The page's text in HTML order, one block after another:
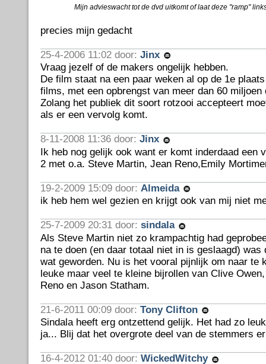
Mijn advieswacht tot de dvd uitkomt of laat deze "ramp"
precies mijn gedacht
25-4-2006 11:02 door: Jinx
Vraag jezelf of de makers ongelijk hebben.
De film staat na een paar weken al op de 1e
films, met een opbrengst van meer dan 60 miljoen
Zolang het publiek dit soort rotzooi accepteert
als er een vervolg komt.
8-11-2008 11:36 door: Jinx
Ik heb nog gelijk ook want er komt inderdaad een
2 met o.a. Steve Martin, Jean Reno,Emily
19-2-2009 15:09 door: Almeida
ik heb hem wel gezien en krijgt ook van mij niet
25-7-2009 20:31 door: sindala
Als Steve Martin niet zo krampachtig had
na te doen (en daar totaal niet in is geslaagd) was
wat geworden. Nu is het vooral pijnlijk om naar te
leuke maar veel te kleine bijrollen van Clive
Reno en Jason Statham.
21-6-2011 00:09 door: Tony Clifton
Sindala heeft erg ontzettend gelijk. Het had zo
ja... Blij dat het overgrote deel van de stemmers
16-4-2012 01:40 door: WickedWitchy